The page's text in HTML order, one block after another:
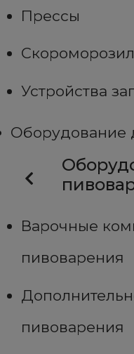
Прессы
Устройства
Оборудование
Варочные
пивоварения
пивоварения